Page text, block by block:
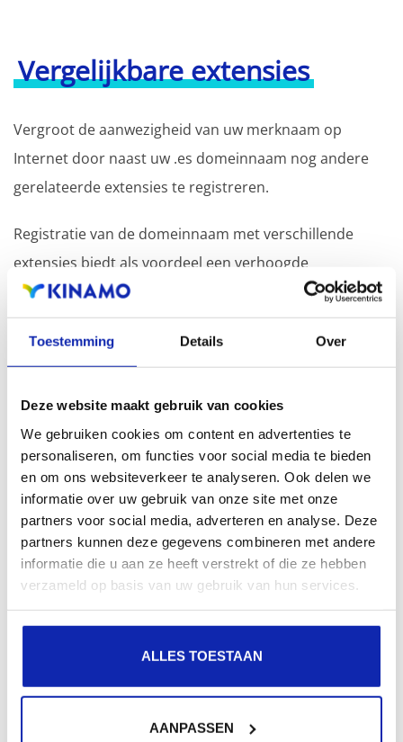
Toestemming Details Over
Deze website maakt gebruik van cookies
We gebruiken cookies om content en advertenties te
personaliseren, om functies voor social media te bieden
en om ons websiteverkeer te analyseren. Ook delen we
informatie over uw gebruik van onze site met onze
partners voor social media, adverteren en analyse. Deze
partners kunnen deze gegevens combineren met andere
informatie die u aan ze heeft verstrekt of die ze hebben
verzameld op basis van uw gebruik van hun services.
ALLES TOESTAAN
AANPASSEN
Vergelijkbare extensies
Vergroot de aanwezigheid van uw merknaam op
Internet door naast uw .es domeinnaam nog andere
gerelateerde extensies te registreren.
Registratie van de domeinnaam met verschillende
extensies biedt als voordeel een verhoogde
zichtbaarheid in zoekmachines, geografische
aanwezigheid en verbeterde aanwezigheid bij lokale
zoekresultaten in zoekmachines.
.it
Vanaf € 15,99 / jaar
.fr
Vanaf € 10,99 / jaar